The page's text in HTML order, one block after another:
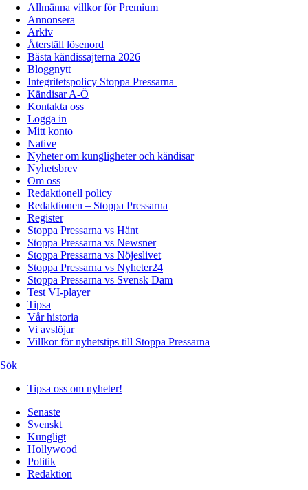
Allmänna villkor för Premium
Annonsera
Arkiv
Återställ lösenord
Bästa kändissajterna 2026
Bloggnytt
Integritetspolicy Stoppa Pressarna
Kändisar A-Ö
Kontakta oss
Logga in
Mitt konto
Native
Nyheter om kungligheter och kändisar
Nyhetsbrev
Om oss
Redaktionell policy
Redaktionen – Stoppa Pressarna
Register
Stoppa Pressarna vs Hänt
Stoppa Pressarna vs Newsner
Stoppa Pressarna vs Nöjeslivet
Stoppa Pressarna vs Nyheter24
Stoppa Pressarna vs Svensk Dam
Test VI-player
Tipsa
Vår historia
Vi avslöjar
Villkor för nyhetstips till Stoppa Pressarna
Sök
Tipsa oss om nyheter!
Senaste
Svenskt
Kungligt
Hollywood
Politik
Redaktion